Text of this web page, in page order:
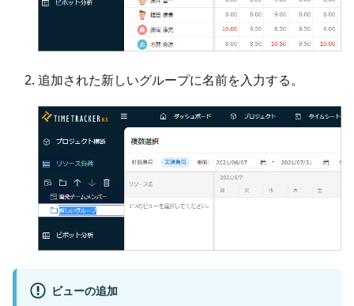
追加された新しいグループに名前を入力する。
ビューの追加